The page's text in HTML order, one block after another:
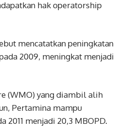
hak operatorship
mencatatkan peningkatan
2009, meningkat menjadi
(WMO) yang diambil alih
Pertamina mampu
2011 menjadi 20,3 MBOPD.